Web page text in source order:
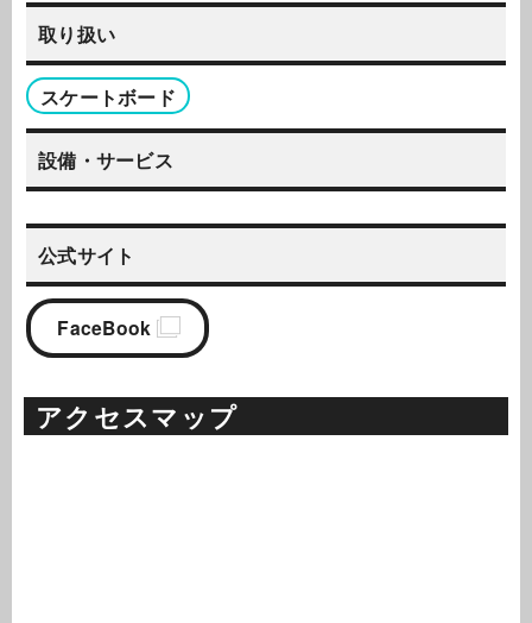
取り扱い
スケートボード
設備・サービス
公式サイト
FaceBook
アクセスマップ